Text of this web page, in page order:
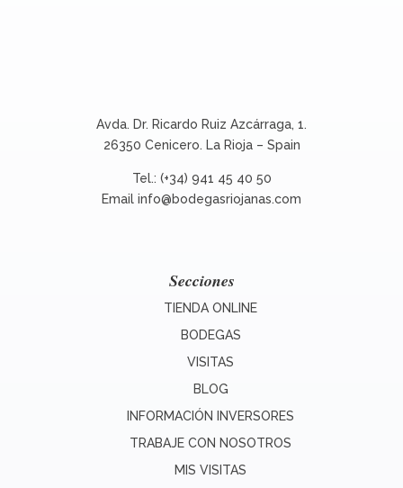
Avda. Dr. Ricardo Ruiz Azcárraga, 1.
26350 Cenicero. La Rioja – Spain
Tel.: (+34) 941 45 40 50
Email info@bodegasriojanas.com
Secciones
TIENDA ONLINE
BODEGAS
VISITAS
BLOG
INFORMACIÓN INVERSORES
TRABAJE CON NOSOTROS
MIS VISITAS